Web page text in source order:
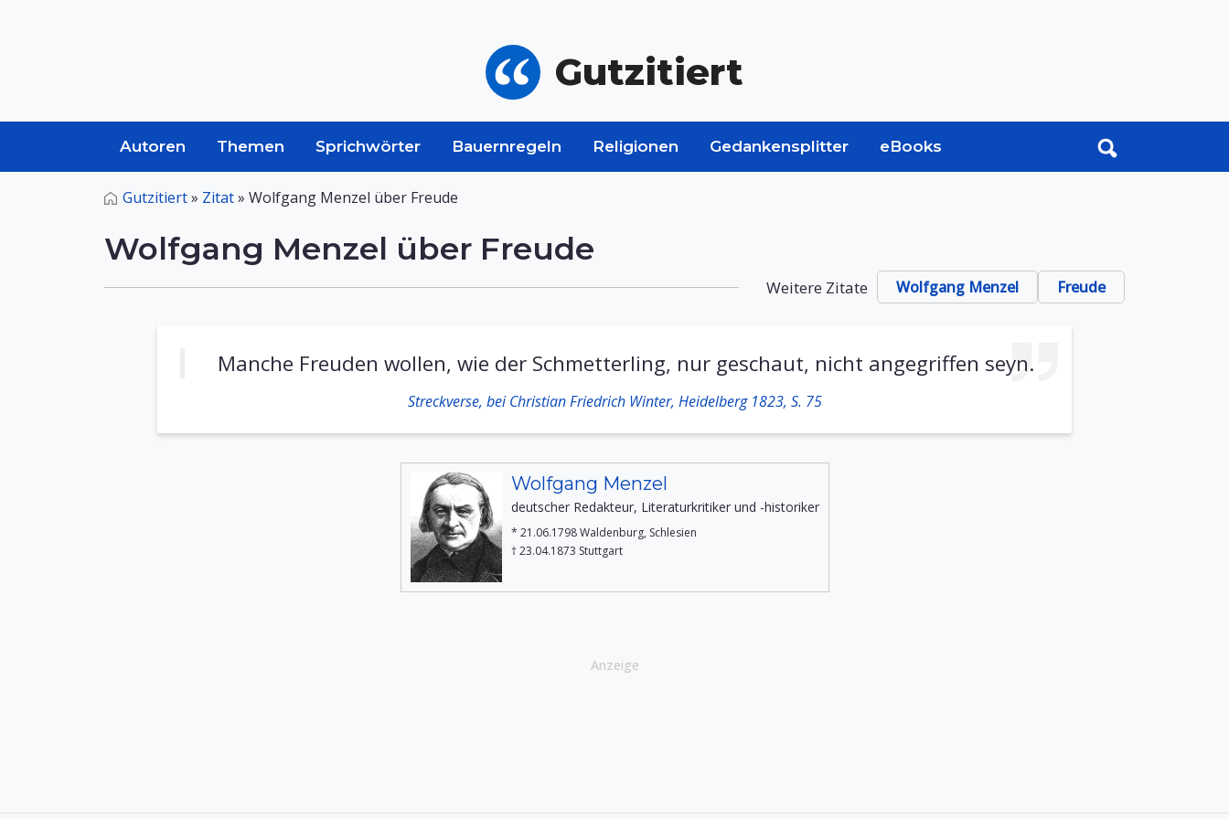
Gutzitiert
Autoren Themen Sprichwörter Bauernregeln Religionen Gedankensplitter eBooks
Gutzitiert» Zitat» Wolfgang Menzel über Freude
Wolfgang Menzel über Freude
Weitere Zitate Wolfgang Menzel Freude
Manche Freuden wollen, wie der Schmetterling, nur geschaut, nicht angegriffen seyn.
Streckverse, bei Christian Friedrich Winter, Heidelberg 1823, S. 75
Wolfgang Menzel
deutscher Redakteur, Literaturkritiker und -historiker
* 21.06.1798 Waldenburg, Schlesien
† 23.04.1873 Stuttgart
Anzeige